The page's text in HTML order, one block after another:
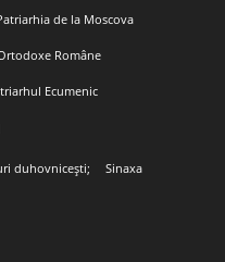
de la Moscova
Române
Ecumenic
duhovnicești; Sinaxa